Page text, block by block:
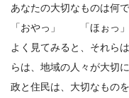
あなたの大切なものは何
「おやっ」 「ほぉっ」
よく見てみると、それら
らは、地域の人々が大切
政と住民は、大切なもの